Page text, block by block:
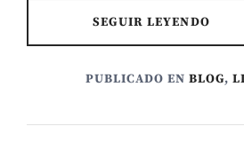
SEGUIR LEYENDO
PUBLICADO EN BLOG,